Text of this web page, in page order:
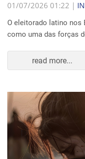
01/07/2026 01:22 |
O eleitorado latino nos
como uma das forças
read more...